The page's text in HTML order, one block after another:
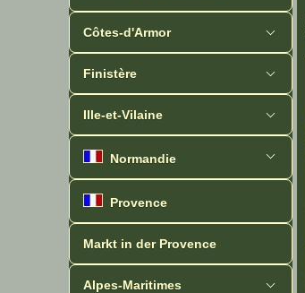
Côtes-d'Armor
Finistère
Ille-et-Vilaine
Normandie
Provence
Markt in der Provence
Alpes-Maritimes